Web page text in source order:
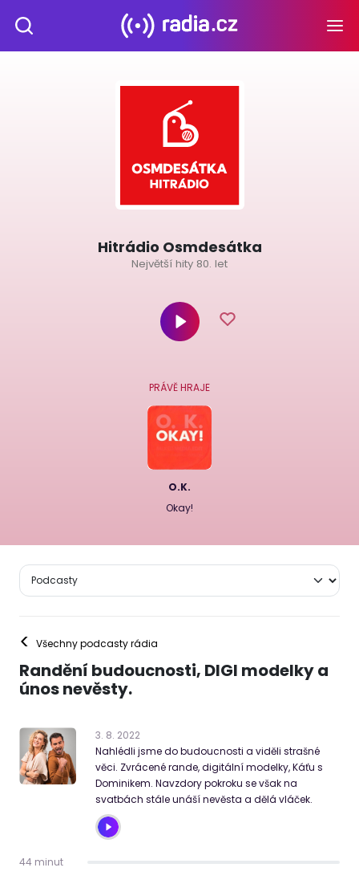
Hitrádio Osmdesátka
Největší hity 80. let
PRÁVĚ HRAJE
O.K.
Okay!
< Všechny podcasty rádia
Randění budoucnosti, DIGI modelky a
únos nevěsty.
3. 8. 2022
Nahlédli jsme do budoucnosti a viděli strašné
věci. Zvrácené rande, digitální modelky, Káťu s
Dominikem. Navzdory pokroku se však na
svatbách stále unáší nevěsta a dělá vláček.
44 minut